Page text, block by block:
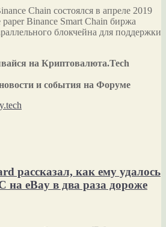
Chain состоялся в апреле 2019
Binance Smart Chain биржа
блокчейна для поддержки
на Криптовалюта.Tech
и события на Форуме
рассказал, как ему удалось
на eBay в два раза дороже